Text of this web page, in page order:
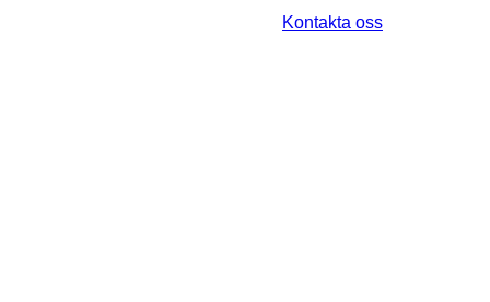
Kontakta oss